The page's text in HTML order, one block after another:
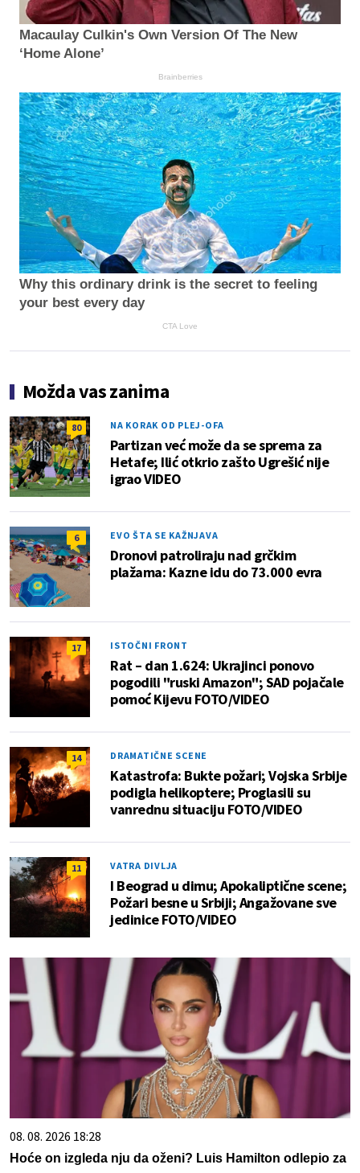
Macaulay Culkin's Own Version Of The New
‘Home Alone’
Brainberries
Why this ordinary drink is the secret to feeling
your best every day
CTA Love
Možda vas zanima
80 NA KORAK OD PLEJ-OFA
Partizan već može da se sprema za
Hetafe; Ilić otkrio zašto Ugrešić nije
igrao VIDEO
6 EVO ŠTA SE KAŽNJAVA
Dronovi patroliraju nad grčkim
plažama: Kazne idu do 73.000 evra
17 ISTOČNI FRONT
Rat – dan 1.624: Ukrajinci ponovo
pogodili "ruski Amazon"; SAD pojačale
pomoć Kijevu FOTO/VIDEO
14 DRAMATIČNE SCENE
Katastrofa: Bukte požari; Vojska Srbije
podigla helikoptere; Proglasili su
vanrednu situaciju FOTO/VIDEO
11 VATRA DIVLJA
I Beograd u dimu; Apokaliptične scene;
Požari besne u Srbiji; Angažovane sve
jedinice FOTO/VIDEO
08. 08. 2026 18:28
Hoće on izgleda nju da oženi? Luis Hamilton odlepio za